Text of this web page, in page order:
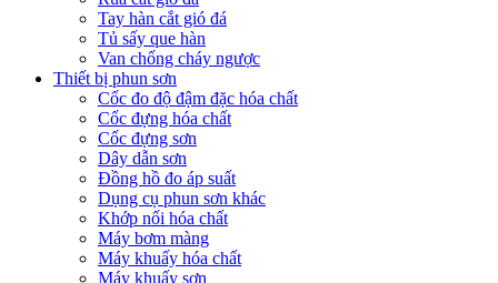
Tay hàn cắt gió đá
Tủ sấy que hàn
Van chống cháy ngược
Thiết bị phun sơn
Cốc đo độ đậm đặc hóa chất
Cốc đựng hóa chất
Cốc đựng sơn
Dây dẫn sơn
Đồng hồ đo áp suất
Dụng cụ phun sơn khác
Khớp nối hóa chất
Máy bơm màng
Máy khuấy hóa chất
Máy khuấy sơn